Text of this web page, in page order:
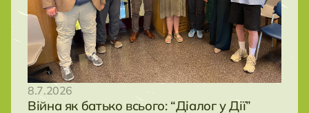
8.7.2026
Війна як батько всього: “Діалог у Дії”